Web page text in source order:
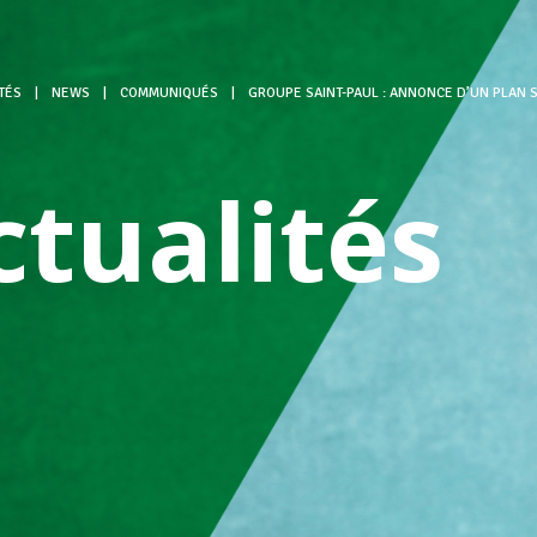
NEWS COMMUNIQUÉS GROUPE SAINT-PAUL : ANNONCE D’UN PLAN